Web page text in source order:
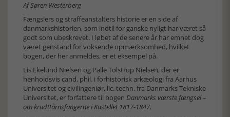
Af Søren Westerberg
Fængslers og straffeanstalters historie er en side af
danmarkshistorien, som indtil for ganske nyligt har været så
godt som ubeskrevet. I løbet af de senere år har emnet dog
været genstand for voksende opmærksomhed, hvilket
bogen, der her anmeldes, er et eksempel på.
Lis Ekelund Nielsen og Palle Tolstrup Nielsen, der er
henholdsvis cand. phil. i forhistorisk arkæologi fra Aarhus
Universitet og civilingeniør, lic. techn. fra Danmarks Tekniske
Universitet, er forfattere til bogen Danmarks værste fængsel –
om krudttårnsfangerne i Kastellet 1817-1847.